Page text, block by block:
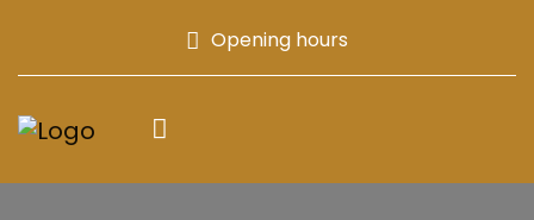
Opening hours